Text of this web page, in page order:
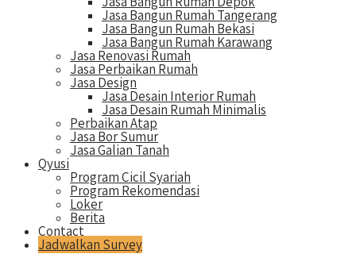
Jasa Bangun Rumah Tangerang
Jasa Bangun Rumah Bekasi
Jasa Bangun Rumah Karawang
Jasa Renovasi Rumah
Jasa Perbaikan Rumah
Jasa Design
Jasa Desain Interior Rumah
Jasa Desain Rumah Minimalis
Perbaikan Atap
Jasa Bor Sumur
Jasa Galian Tanah
Qyusi
Program Cicil Syariah
Program Rekomendasi
Loker
Berita
Contact
Jadwalkan Survey